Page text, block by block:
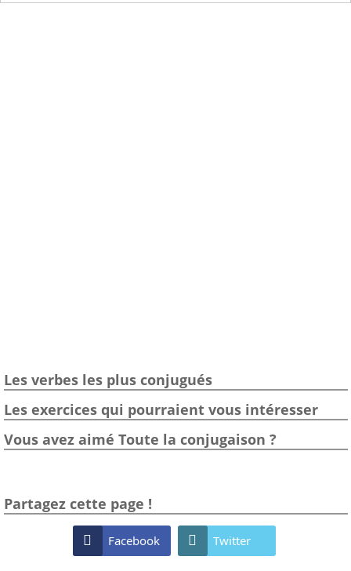
Les verbes les plus conjugués
Les exercices qui pourraient vous intéresser
Vous avez aimé Toute la conjugaison ?
Partagez cette page !
 Facebook  Twitter